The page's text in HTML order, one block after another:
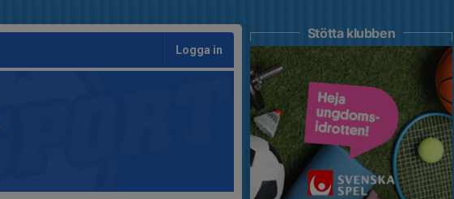
Logga in
Stötta klubben